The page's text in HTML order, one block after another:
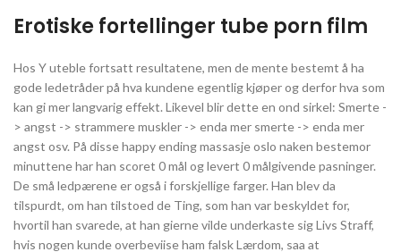
Erotiske fortellinger tube porn film
Hos Y uteble fortsatt resultatene, men de mente bestemt å ha
gode ledetråder på hva kundene egentlig kjøper og derfor hva som
kan gi mer langvarig effekt. Likevel blir dette en ond sirkel: Smerte -
> angst -> strammere muskler -> enda mer smerte -> enda mer
angst osv. På disse happy ending massasje oslo naken bestemor
minuttene har han scoret 0 mål og levert 0 målgivende pasninger.
De små ledpærene er også i forskjellige farger. Han blev da
tilspurdt, om han tilstoed de Ting, som han var beskyldet for,
hvortil han svarede, at han gierne vilde underkaste sig Livs Straff,
hvis nogen kunde overbeviise ham falsk Lærdom, saa at